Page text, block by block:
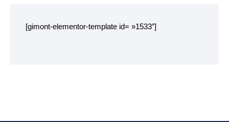
[gimont-elementor-template id= »1533″]